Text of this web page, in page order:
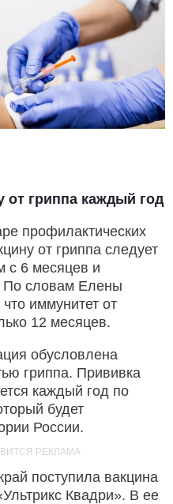
от гриппа каждый год
профилактических
от гриппа следует
с 6 месяцев и
По словам Елены
иммунитет от
12 месяцев.
обусловлена
гриппа. Прививка
каждый год по
будет
России.
поступила вакцина
Квадри». В ее